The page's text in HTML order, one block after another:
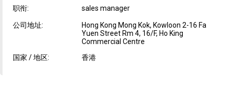
职衔: sales manager
公司地址:
Hong Kong Mong Kok, Kowloon 2-16 Fa
Yuen Street Rm 4, 16/F, Ho King
Commercial Centre
国家 / 地区:
香港